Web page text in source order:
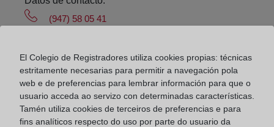
(947) 58 05 41
Datos del Registrador:
Aurora Pérez Muñoz
Delegado de Protección de Datos:
dpo@corpme.es
El Colegio de Registradores utiliza cookies propias: técnicas
estritamente necesarias para permitir a navegación pola
web e de preferencias para lembrar información para que o
usuario acceda ao servizo con determinadas características.
Tamén utiliza cookies de terceiros de preferencias e para
fins analíticos respecto do uso por parte do usuario da